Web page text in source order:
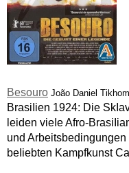
Besouro João Daniel
BrasiIien 1924: Die
leiden vieIe Afro-
und
beIiebten Kampfkunst